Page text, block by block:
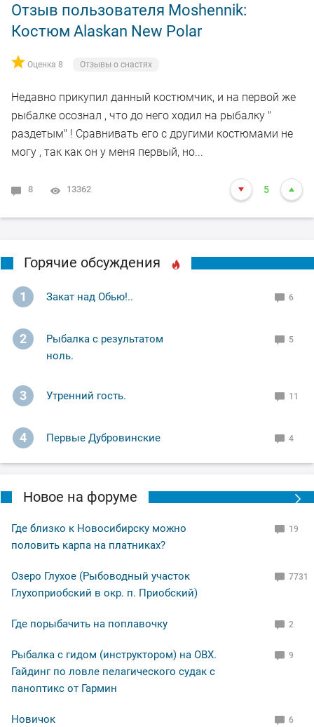
Отзыв пользователя Moshennik:
Костюм Alaskan New Polar
Оценка 8 Отзывы о снастях
Недавно прикупил данный костюмчик, и на первой же
рыбалке осознал , что до него ходил на рыбалку "
раздетым" ! Сравнивать его с другими костюмами не
могу , так как он у меня первый, но...
8 13362 5
Горячие обсуждения
1 Закат над Обью!.. 6
2
Рыбалка с результатом
ноль.
5
3 Утренний гость. 11
4 Первые Дубровинские 4
Новое на форуме
Где близко к Новосибирску можно
половить карпа на платниках?
19
Озеро Глухое (Рыбоводный участок
Глухоприобский в окр. п. Приобский)
7731
Где порыбачить на поплавочку 2
Рыбалка с гидом (инструктором) на ОВХ.
Гайдинг по ловле пелагического судак с
паноптикс от Гармин
9
Новичок 6